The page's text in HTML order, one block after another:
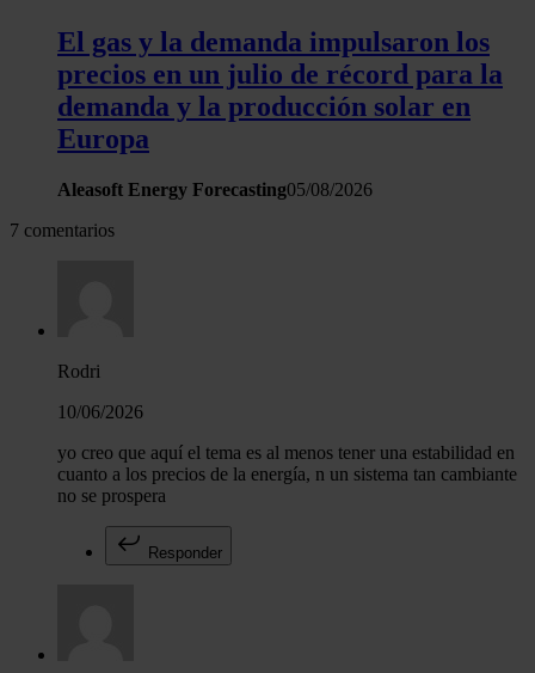
El gas y la demanda impulsaron los
precios en un julio de récord para la
demanda y la producción solar en
Europa
Aleasoft Energy Forecasting05/08/2026
7 comentarios
Rodri
10/06/2026
yo creo que aquí el tema es al menos tener una estabilidad en
cuanto a los precios de la energía, n un sistema tan cambiante
no se prospera
Responder